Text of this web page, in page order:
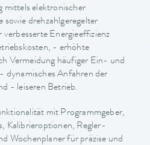
mittels elektronischer
sowie drehzahlgeregelter
Energieeffizienz
- erhöhte
Vermeidung häufiger Ein- und
dynamisches Anfahren der
- leiseren Betrieb.
mit Programmgeber,
Kalibrieroptionen, Regler-
Wochenplaner für präzise und